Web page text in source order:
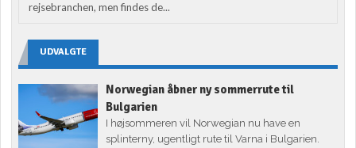
rejsebranchen, men findes de...
UDVALGTE
Norwegian åbner ny sommerrute til
Bulgarien
I højsommeren vil Norwegian nu have en
splinterny, ugentligt rute til Varna i Bulgarien.